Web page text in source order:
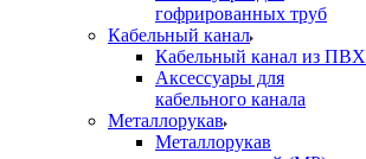
гофрированных труб
Кабельный канал
Кабельный канал из ПВХ
Аксессуары для
кабельного канала
Металлорукав
Металлорукав